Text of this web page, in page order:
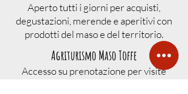
Aperto tutti i giorni per acquisti,
degustazioni, merende e aperitivi con
prodotti del maso e del territorio.
Agriturismo Maso Toffe
Accesso su prenotazione per visite